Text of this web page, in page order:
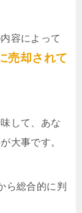
容によって
売却されて
して、あな
大事です。
ら総合的に判